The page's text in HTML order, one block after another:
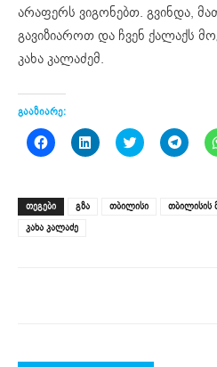
არაფერს ვიგონებთ. გვინდა,
გავიზიაროთ და ჩვენ ქალაქს
კახა კალაძემ.
გააზიარე:
Click
to
(Opens
in
new
window)
Click
to
(Opens
Click
to
(Opens
in
Click
to
in
ᲗᲔᲒᲔᲑᲘ გზა თბილისი თბილისის
კახა კალაძე